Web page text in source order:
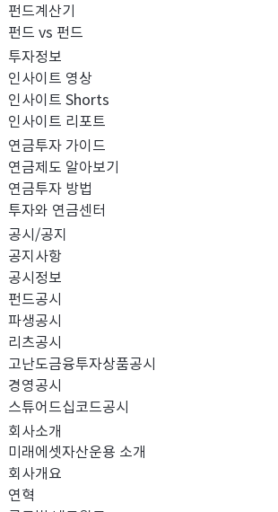
펀드계산기
펀드 vs 펀드
투자정보
인사이트 영상
인사이트 Shorts
인사이트 리포트
연금투자 가이드
연금제도 알아보기
연금투자 방법
투자와 연금센터
공시/공지
공지사항
공시정보
펀드공시
파생공시
리츠공시
고난도금융투자상품공시
경영공시
스튜어드십코드공시
회사소개
미래에셋자산운용 소개
회사개요
연혁
PICK 인사이트 (0)
경영공시 (0)
검색 결과가 없습니다.